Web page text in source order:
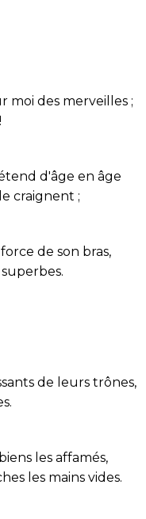
moi des merveilles ;
d'âge en âge
craignent ;
de son bras,
de leurs trônes,
les affamés,
les mains vides.